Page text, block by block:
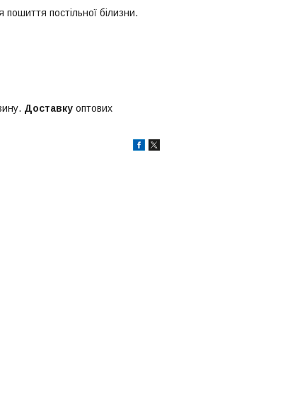
постільної білизни.
Доставку оптових